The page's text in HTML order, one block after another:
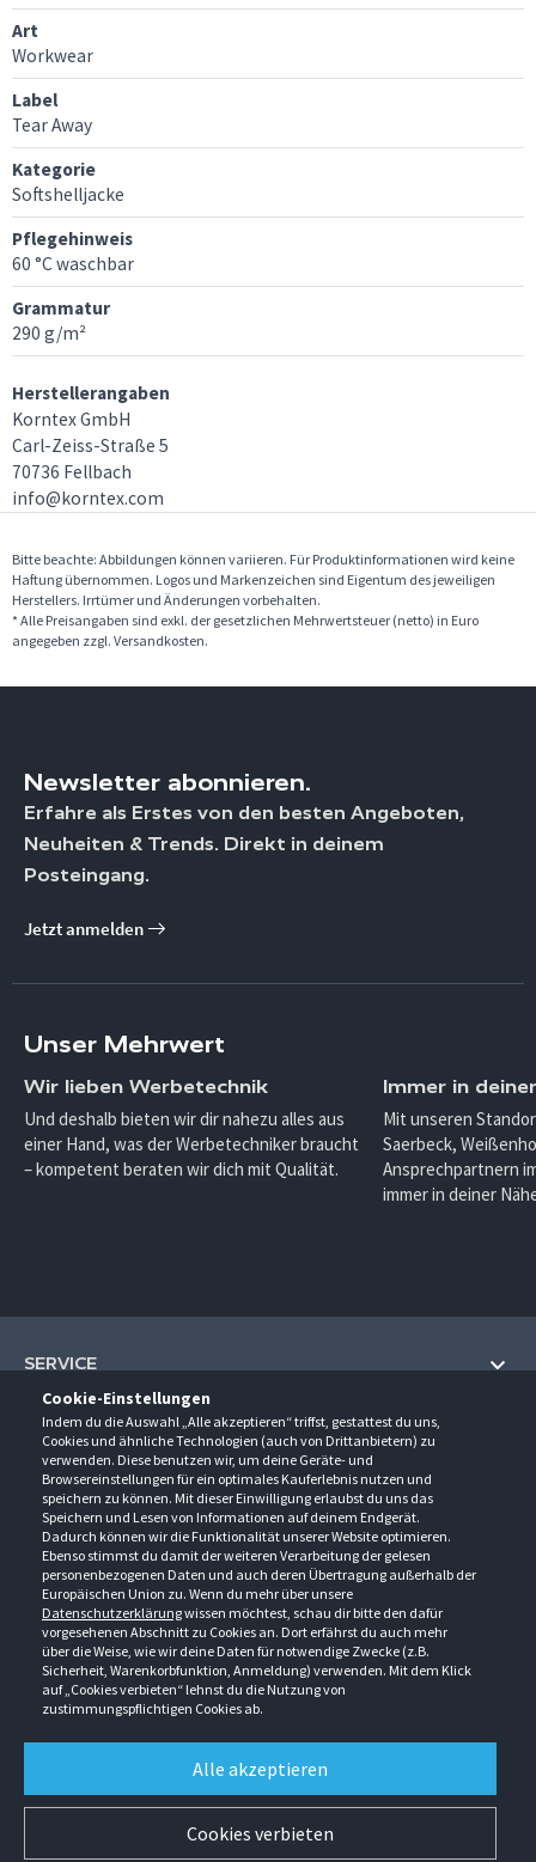
Cookie-Einstellungen
Indem du die Auswahl „Alle akzeptieren“ triffst, gestattest du uns,
Cookies und ähnliche Technologien (auch von Drittanbietern) zu
verwenden. Diese benutzen wir, um deine Geräte- und
Browsereinstellungen für ein optimales Kauferlebnis nutzen und
speichern zu können. Mit dieser Einwilligung erlaubst du uns das
Speichern und Lesen von Informationen auf deinem Endgerät.
Dadurch können wir die Funktionalität unserer Website optimieren.
Ebenso stimmst du damit der weiteren Verarbeitung der gelesen
personenbezogenen Daten und auch deren Übertragung außerhalb der
Europäischen Union zu. Wenn du mehr über unsere
Datenschutzerklärungwissen möchtest, schau dir bitte den dafür
vorgesehenen Abschnitt zu Cookies an. Dort erfährst du auch mehr
über die Weise, wie wir deine Daten für notwendige Zwecke (z.B.
Sicherheit, Warenkorbfunktion, Anmeldung) verwenden. Mit dem Klick
auf „Cookies verbieten“ lehnst du die Nutzung von
zustimmungspflichtigen Cookies ab.
Alle akzeptieren
Cookies verbieten
Art
Workwear
Label
Tear Away
Kategorie
Softshelljacke
Pflegehinweis
60 °C waschbar
Grammatur
290 g/m²
Herstellerangaben
Korntex GmbH
Carl-Zeiss-Straße 5
70736 Fellbach
info@korntex.com
Bitte beachte: Abbildungen können variieren. Für Produktinformationen wird keine
Haftung übernommen. Logos und Markenzeichen sind Eigentum des jeweiligen
Herstellers. Irrtümer und Änderungen vorbehalten.
* Alle Preisangaben sind exkl. der gesetzlichen Mehrwertsteuer (netto) in Euro
angegeben zzgl. Versandkosten.
Newsletter abonnieren.
Erfahre als Erstes von den besten Angeboten,
Neuheiten & Trends. Direkt in deinem
Posteingang.
Jetzt anmelden
Unser Mehrwert
Wir lieben Werbetechnik
Und deshalb bieten wir dir nahezu alles aus
einer Hand, was der Werbetechniker braucht
– kompetent beraten wir dich mit Qualität.
Immer in
Mit unseren
Saerbeck,
Ansprechpartnern
immer in deiner
SERVICE
Hilfe und Information
Fragen und Antworten (FAQ)
Kontakt
Newsletter
Events
Downloads
Kataloge
UNTERNEHMEN
Über uns
Anfahrt
Ansprechpartner
Außendienstbesuch
Jobs & Ausbildung
Retouren/Reklamationen
KONTAKT
Gröner-Schulze GmbH
Sarirstraße 5
12529 Schönefeld
Berlin-Schönefeld: +49 30 68 29 54-0
Saerbeck: +49 2574 88750-0
Weißenhorn: +49 731 3982-0
info@groener-schulze.com
ÖFFNUNGSZEITEN
Montag - Donnerstag
9:00 - 17:00
Freitag
9:00 - 15:00
FOLGE UNS
AGB Datenschutzbestimmungen Impressum
Alle Rechte vorbehalten. © Gröner-Schulze GmbH 2026 Verkauf nur an Unternehmer,